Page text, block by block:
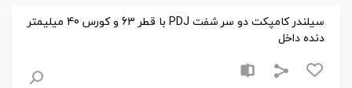
سیلندر کامپکت دو سر شفت PDJ با قطر 63 و کورس 40 میلیمتر
دنده داخل